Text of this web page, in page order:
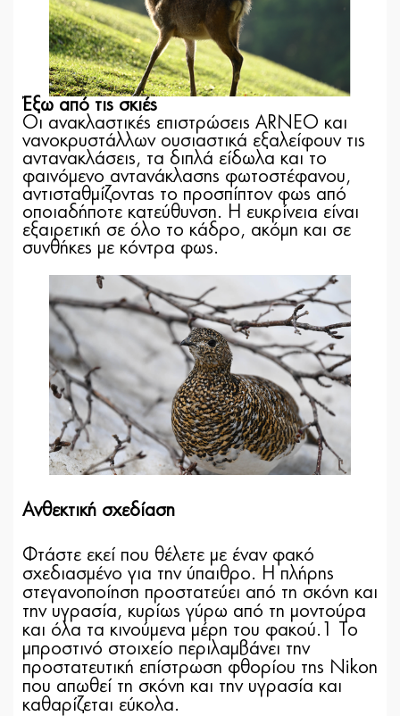
Έξω από τις σκιές
Οι ανακλαστικές επιστρώσεις ARNEO και
νανοκρυστάλλων ουσιαστικά εξαλείφουν τις
αντανακλάσεις, τα διπλά είδωλα και το
φαινόμενο αντανάκλασης φωτοστέφανου,
αντισταθμίζοντας το προσπίπτον φως από
οποιαδήποτε κατεύθυνση. Η ευκρίνεια είναι
εξαιρετική σε όλο το κάδρο, ακόμη και σε
συνθήκες με κόντρα φως.
Ανθεκτική σχεδίαση
Φτάστε εκεί που θέλετε με έναν φακό
σχεδιασμένο για την ύπαιθρο. Η πλήρης
στεγανοποίηση προστατεύει από τη σκόνη και
την υγρασία, κυρίως γύρω από τη μοντούρα
και όλα τα κινούμενα μέρη του φακού.
Το
μπροστινό στοιχείο περιλαμβάνει την
προστατευτική επίστρωση φθορίου της Nikon
που απωθεί τη σκόνη και την υγρασία και
καθαρίζεται εύκολα.